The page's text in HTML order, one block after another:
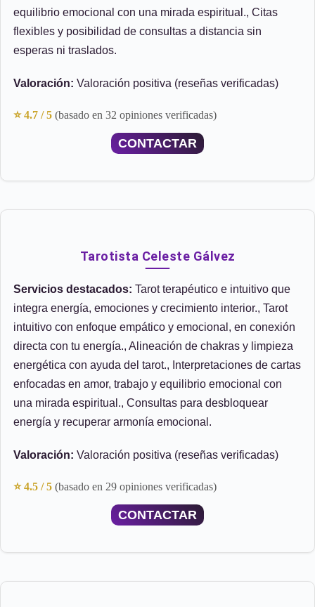
equilibrio emocional con una mirada espiritual., Citas
flexibles y posibilidad de consultas a distancia sin
esperas ni traslados.
Valoración: Valoración positiva (reseñas verificadas)
⭐ 4.7 / 5 (basado en 32 opiniones verificadas)
CONTACTAR
Tarotista Celeste Gálvez
Servicios destacados: Tarot terapéutico e intuitivo que
integra energía, emociones y crecimiento interior., Tarot
intuitivo con enfoque empático y emocional, en conexión
directa con tu energía., Alineación de chakras y limpieza
energética con ayuda del tarot., Interpretaciones de cartas
enfocadas en amor, trabajo y equilibrio emocional con
una mirada espiritual., Consultas para desbloquear
energía y recuperar armonía emocional.
Valoración: Valoración positiva (reseñas verificadas)
⭐ 4.5 / 5 (basado en 29 opiniones verificadas)
CONTACTAR